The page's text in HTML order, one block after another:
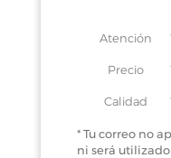
Atención
Precio
Calidad
* Tu correo no
ni será